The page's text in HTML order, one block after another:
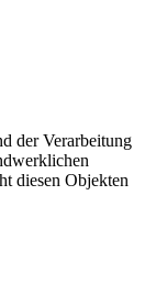
der Verarbeitung
diesen Objekten